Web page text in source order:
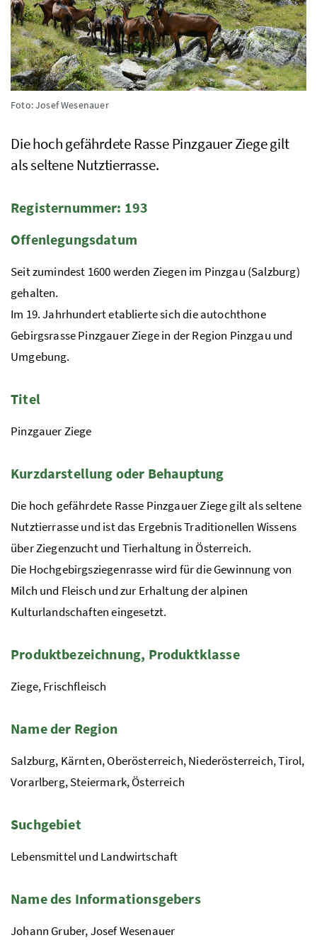
Foto: Josef Wesenauer
Die hoch gefährdete Rasse Pinzgauer Ziege gilt
als seltene Nutztierrasse.
Registernummer: 193
Offenlegungsdatum
Seit zumindest 1600 werden Ziegen im Pinzgau (Salzburg)
gehalten.
Im 19. Jahrhundert etablierte sich die autochthone
Gebirgsrasse Pinzgauer Ziege in der Region Pinzgau und
Umgebung.
Titel
Pinzgauer Ziege
Kurzdarstellung oder Behauptung
Die hoch gefährdete Rasse Pinzgauer Ziege gilt als seltene
Nutztierrasse und ist das Ergebnis Traditionellen Wissens
über Ziegenzucht und Tierhaltung in Österreich.
Die Hochgebirgsziegenrasse wird für die Gewinnung von
Milch und Fleisch und zur Erhaltung der alpinen
Kulturlandschaften eingesetzt.
Produktbezeichnung, Produktklasse
Ziege, Frischfleisch
Name der Region
Salzburg, Kärnten, Oberösterreich, Niederösterreich, Tirol,
Vorarlberg, Steiermark, Österreich
Suchgebiet
Lebensmittel und Landwirtschaft
Name des Informationsgebers
Johann Gruber,Josef Wesenauer